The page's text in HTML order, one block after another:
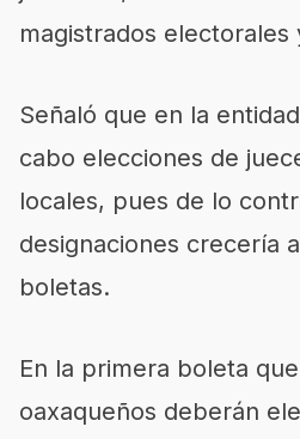
magistrados
Señaló que en la
cabo elecciones de
locales, pues de lo
designaciones crecería
boletas.
En la primera boleta
oaxaqueños deberán